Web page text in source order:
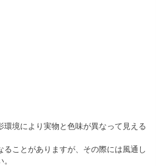
境により実物と色味が異なって見える
ることがありますが、その際には風通し